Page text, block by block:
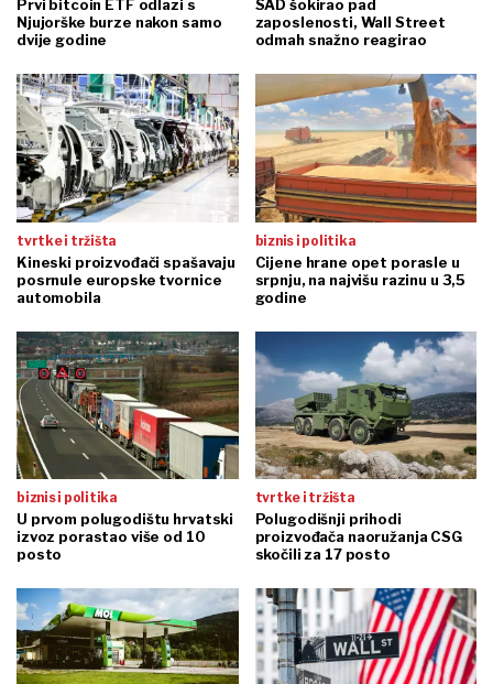
Prvi bitcoin ETF odlazi s
Njujorške burze nakon samo
dvije godine
SAD šokirao pad
zaposlenosti, Wall Street
odmah snažno reagirao
tvrtke i tržišta
Kineski proizvođači spašavaju
posrnule europske tvornice
automobila
biznis i politika
Cijene hrane opet porasle u
srpnju, na najvišu razinu u 3,5
godine
biznis i politika
U prvom polugodištu hrvatski
izvoz porastao više od 10
posto
tvrtke i tržišta
Polugodišnji prihodi
proizvođača naoružanja CSG
skočili za 17 posto